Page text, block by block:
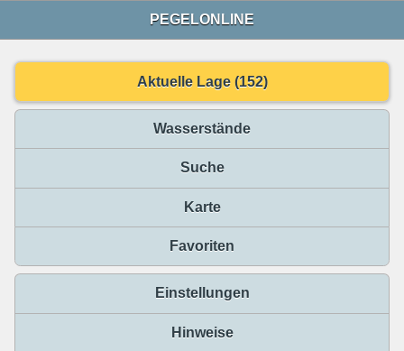
PEGELONLINE
Aktuelle Lage (152)
Wasserstände
Suche
Karte
Favoriten
Einstellungen
Hinweise